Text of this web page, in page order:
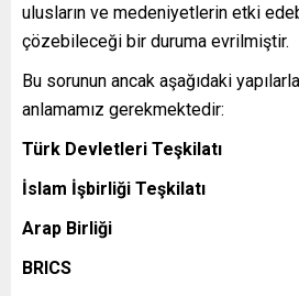
ulusların ve medeniyetlerin etki
çözebileceği bir duruma evrilmiştir.
Bu sorunun ancak aşağıdaki
anlamamız gerekmektedir:
Türk Devletleri Teşkilatı
İslam İşbirliği Teşkilatı
Arap Birliği
BRICS